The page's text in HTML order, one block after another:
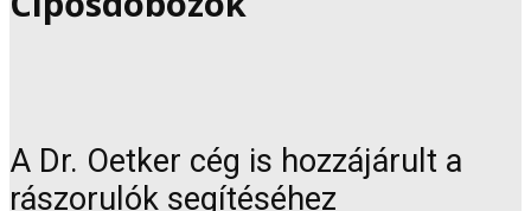
A Dr. Oetker cég is hozzájárult a
rászorulók segítéséhez